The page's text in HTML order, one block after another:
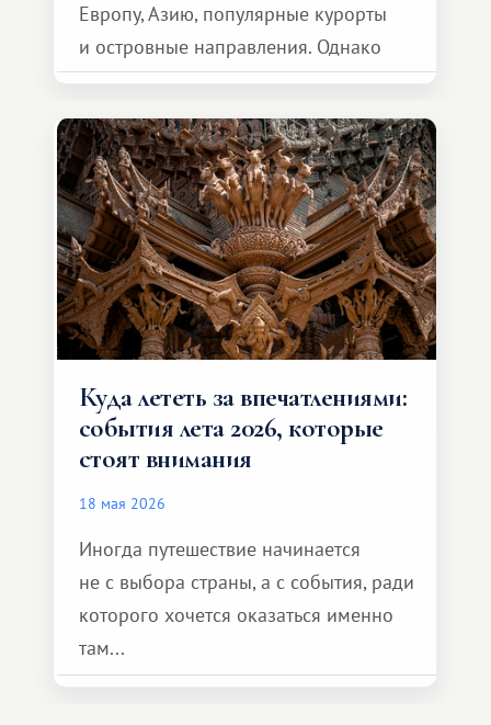
Европу, Азию, популярные курорты
и островные направления. Однако
возможности обменной системы
значительно шире. Среди них есть
и Африка — континент, который
способен подарить совершенно иной
формат путешествия.
Куда лететь за впечатлениями:
события лета 2026, которые
стоят внимания
18 мая 2026
Иногда путешествие начинается
не с выбора страны, а с события, ради
которого хочется оказаться именно
там...